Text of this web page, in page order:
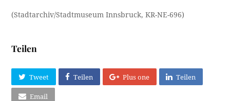
(Stadtarchiv/Stadtmuseum Innsbruck, KR-NE-696)
Teilen
Tweet Teilen Plus one Teilen
Email